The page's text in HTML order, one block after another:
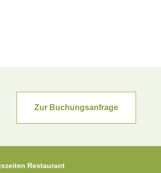
Zur Buchungsanfrage
Restaurant